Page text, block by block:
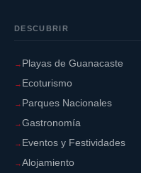
DESCUBRIR
Playas de Guanacaste
Ecoturismo
Parques Nacionales
Gastronomía
Eventos y Festividades
Alojamiento